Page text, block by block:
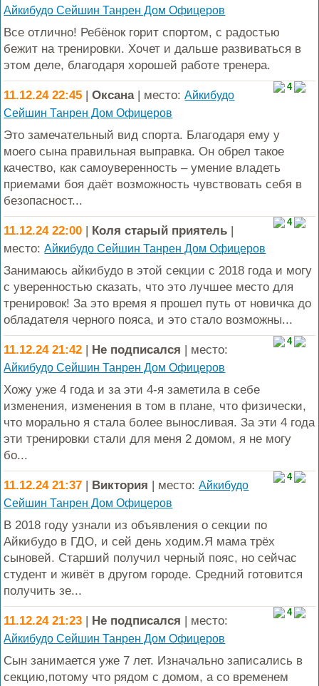
Айкибудо Сейшин Танрен Дом Офицеров
Все отлично! Ребёнок горит спортом, с радостью
бежит на тренировки. Хочет и дальше развиваться в
этом деле, благодаря хорошей работе тренера.
4
11.12.24 22:45 |Оксана| место:Айкибудо
Сейшин Танрен Дом Офицеров
Это замечательный вид спорта. Благодаря ему у
моего сына правильная выправка. Он обрел такое
качество, как самоуверенность – умение владеть
приемами боя даёт возможность чувствовать себя в
безопасност...
4
11.12.24 22:00 | Коля старый приятель |
место:Айкибудо Сейшин Танрен Дом Офицеров
Занимаюсь айкибудо в этой секции с 2018 года и могу
с уверенностью сказать, что это лучшее место для
тренировок! За это время я прошел путь от новичка до
обладателя черного пояса, и это стало возможны...
4
11.12.24 21:42 | Не подписался | место:
Айкибудо Сейшин Танрен Дом Офицеров
Хожу уже 4 года и за эти 4-я заметила в себе
изменения, изменения в том в плане, что физически,
что морально я стала более выносливая. За эти 4 года
эти тренировки стали для меня 2 домом, я не могу
бо...
4
11.12.24 21:37 | Виктория | место:Айкибудо
Сейшин Танрен Дом Офицеров
В 2018 году узнали из объявления о секции по
Айкибудо в ГДО, и сей день ходим.Я мама трёх
сыновей. Старший получил черный пояс, но сейчас
студент и живёт в другом городе. Средний готовится
получить зе...
4
11.12.24 21:23 | Не подписался | место:
Айкибудо Сейшин Танрен Дом Офицеров
Сын занимается уже 7 лет. Изначально записались в
секцию,потому что рядом с домом, а со временем